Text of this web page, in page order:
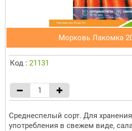
Морковь Лакомка
Код : 21131
Среднеспелый сорт. Для
употребления в свежем виде,